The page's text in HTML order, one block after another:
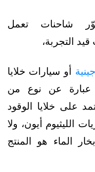
شاحنات تعمل
التجربة،
أو سيارات خلايا
عبارة عن نوع من
على خلايا الوقود
الليثيوم أيون، ولا
الماء هو المنتج